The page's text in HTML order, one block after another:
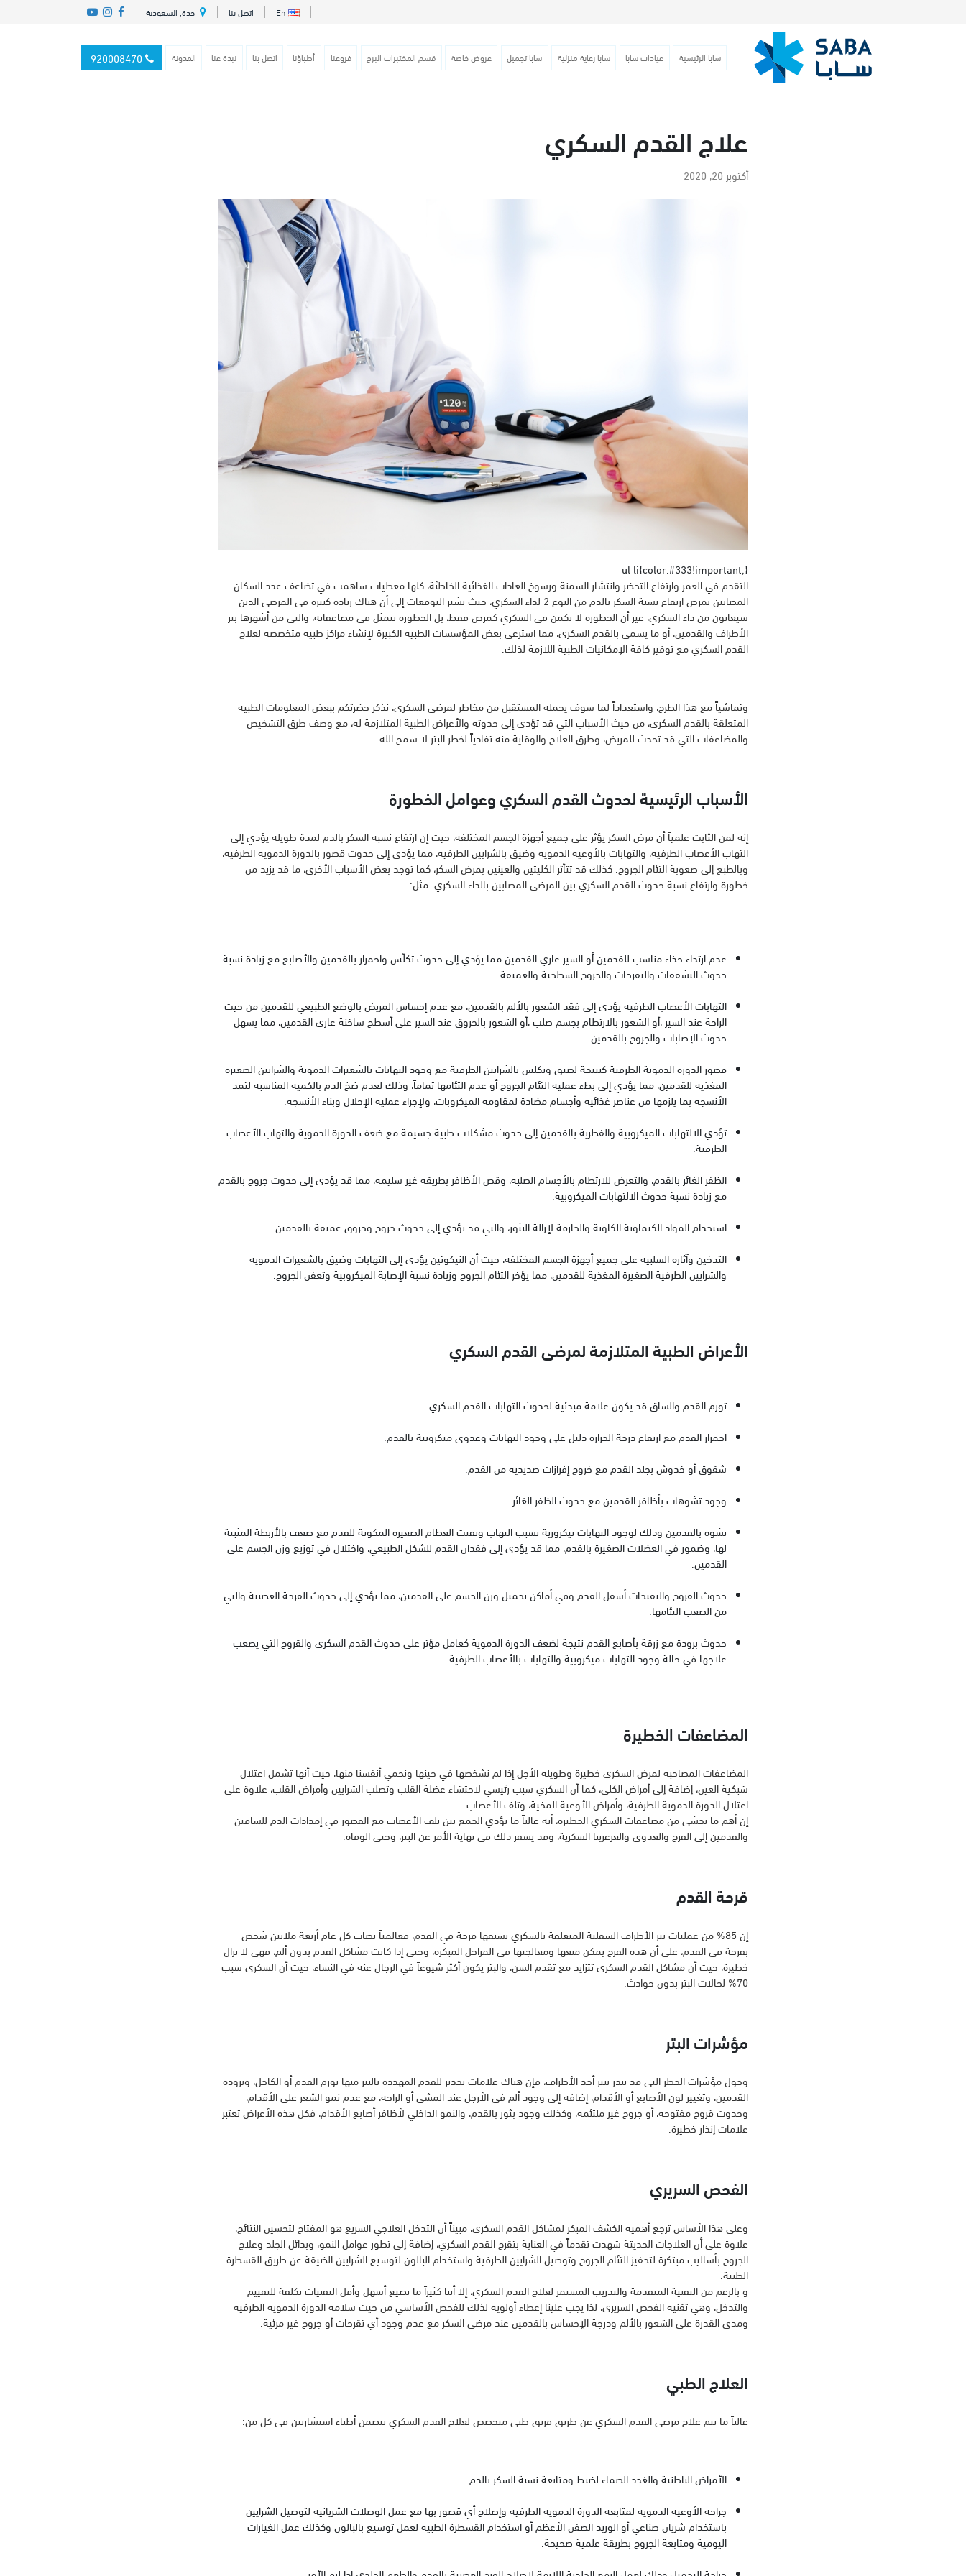
En اتصل بنا جدة, السعودية
سابا الرئيسية عيادات سابا سابا رعاية منزلية سابا تجميل عروض خاصة قسم المختبرات البرج فروعنا أطباؤنا اتصل بنا نبذة عنا المدونة
علاج القدم السكري
أكتوبر 20, 2020
ul li{color:#333!important;}
التقدم في العمر وارتفاع التحضر وانتشار السمنة ورسوخ العادات الغذائية الخاطئة، كلها معطيات ساهمت في تضاعف عدد السكان
المصابين بمرض ارتفاع نسبة السكر بالدم من النوع 2 لداء السكري، حيث تشير التوقعات إلى أن هناك زيادة كبيرة في المرضى الذين
سيعانون من داء السكري، غير أن الخطورة لا تكمن في السكري كمرض فقط، بل الخطورة تتمثل في مضاعفاته، والتي من أشهرها بتر
الأطراف والقدمين، أو ما يسمى بالقدم السكري، مما استرعى بعض المؤسسات الطبية الكبيرة لإنشاء مراكز طبية متخصصة لعلاج
القدم السكري مع توفير كافة الإمكانيات الطبية اللازمة لذلك.
وتماشياً مع هذا الطرح، واستعداداً لما سوف يحمله المستقبل من مخاطر لمرضى السكري، نذكر حضرتكم ببعض المعلومات الطبية
المتعلقة بالقدم السكري، من حيث الأسباب التي قد تؤدي إلى حدوثه والأعراض الطبية المتلازمة له، مع وصف طرق التشخيص
والمضاعفات التي قد تحدث للمريض، وطرق العلاج والوقاية منه تفادياً لخطر البتر لا سمح الله.
الأسباب الرئيسية لحدوث القدم السكري وعوامل الخطورة
إنه لمن الثابت علمياً أن مرض السكر يؤثر على جميع أجهزة الجسم المختلفة، حيث إن ارتفاع نسبة السكر بالدم لمدة طويلة يؤدي إلى
التهاب الأعصاب الطرفية، والتهابات بالأوعية الدموية وضيق بالشرايين الطرفية، مما يؤدى إلى حدوث قصور بالدورة الدموية الطرفية،
وبالطبع إلى صعوبة التئام الجروح. كذلك قد تتأثر الكليتين والعينين بمرض السكر، كما توجد بعض الأسباب الأخرى، ما قد يزيد من
خطورة وارتفاع نسبة حدوث القدم السكري بين المرضى المصابين بالداء السكري. مثل:
عدم ارتداء حذاء مناسب للقدمين أو السير عاري القدمين مما يؤدي إلى حدوث تكلّس واحمرار بالقدمين والأصابع مع زيادة نسبة
حدوث التشققات والتقرحات والجروح السطحية والعميقة.
التهابات الأعصاب الطرفية يؤدي إلى فقد الشعور بالألم بالقدمين، مع عدم إحساس المريض بالوضع الطبيعي للقدمين من حيث
الراحة عند السير ،أو الشعور بالارتطام بجسم صلب ،أو الشعور بالحروق عند السير على أسطح ساخنة عاري القدمين، مما يسهل
حدوث الإصابات والجروح بالقدمين.
قصور الدورة الدموية الطرفية كنتيجة لضيق وتكلس بالشرايين الطرفية مع وجود التهابات بالشعيرات الدموية والشرايين الصغيرة
المغذية للقدمين، مما يؤدي إلى بطء عملية التئام الجروح أو عدم التئامها تماماً، وذلك لعدم ضخ الدم بالكمية المناسبة لتمد
الأنسجة بما يلزمها من عناصر غذائية وأجسام مضادة لمقاومة الميكروبات، ولإجراء عملية الإحلال وبناء الأنسجة.
تؤدي الالتهابات الميكروبية والفطرية بالقدمين إلى حدوث مشكلات طبية جسيمة مع ضعف الدورة الدموية والتهاب الأعصاب
الطرفية.
الظفر الغائر بالقدم، والتعرض للارتطام بالأجسام الصلبة، وقص الأظافر بطريقة غير سليمة، مما قد يؤدي إلى حدوث جروح بالقدم
مع زيادة نسبة حدوث الالتهابات الميكروبية.
استخدام المواد الكيماوية الكاوية والحارقة لإزالة البثور، والتي قد تؤدي إلى حدوث جروح وحروق عميقة بالقدمين.
التدخين وآثاره السلبية على جميع أجهزة الجسم المختلفة، حيث أن النيكوتين يؤدي إلى التهابات وضيق بالشعيرات الدموية
والشرايين الطرفية الصغيرة المغذية للقدمين، مما يؤخر التئام الجروح وزيادة نسبة الإصابة الميكروبية وتعفن الجروح.
الأعراض الطبية المتلازمة لمرضى القدم السكري
تورم القدم والساق قد يكون علامة مبدئية لحدوث التهابات القدم السكري.
احمرار القدم مع ارتفاع درجة الحرارة دليل على وجود التهابات وعدوى ميكروبية بالقدم.
شقوق أو خدوش بجلد القدم مع خروج إفرازات صديدية من القدم.
وجود تشوهات بأظافر القدمين مع حدوث الظفر الغائر.
تشوه بالقدمين وذلك لوجود التهابات نيكروزية تسبب التهاب وتفتت العظام الصغيرة المكونة للقدم مع ضعف بالأربطة المثبتة
لها، وضمور في العضلات الصغيرة بالقدم، مما قد يؤدي إلى فقدان القدم للشكل الطبيعي، واختلال في توزيع وزن الجسم على
القدمين.
حدوث القروح والتقيحات أسفل القدم وفي أماكن تحميل وزن الجسم على القدمين، مما يؤدي إلى حدوث القرحة العصبية والتي
من الصعب التئامها.
حدوث برودة مع زرقة بأصابع القدم نتيجة لضعف الدورة الدموية كعامل مؤثر على حدوث القدم السكري والقروح التي يصعب
علاجها في حالة وجود التهابات ميكروبية والتهابات بالأعصاب الطرفية.
المضاعفات الخطيرة
المضاعفات المصاحبة لمرض السكري خطيرة وطويلة الأجل إذا لم نشخصها في حينها ونحمي أنفسنا منها، حيث أنها تشمل اعتلال
شبكية العين، إضافة إلى أمراض الكلى، كما أن السكري سبب رئيسي لاحتشاء عضلة القلب وتصلب الشرايين وأمراض القلب، علاوة على
اعتلال الدورة الدموية الطرفية، وأمراض الأوعية المخية، وتلف الأعصاب.
إن أهم ما يخشى من مضاعفات السكري الخطيرة، أنه غالباً ما يؤدي الجمع بين تلف الأعصاب مع القصور في إمدادات الدم للساقين
والقدمين إلى القرح والعدوى والغرغرينا السكرية، وقد يسفر ذلك في نهاية الأمر عن البتر، وحتى الوفاة.
قرحة القدم
إن 85% من عمليات بتر الأطراف السفلية المتعلقة بالسكري تسبقها قرحة في القدم، فعالمياً يصاب كل عام أربعة ملايين شخص
بقرحة في القدم، على أن هذه القرح يمكن منعها ومعالجتها في المراحل المبكرة، وحتى إذا كانت مشاكل القدم بدون ألم، فهي لا تزال
خطيرة، حيث أن مشاكل القدم السكري تتزايد مع تقدم السن، والبتر يكون أكثر شيوعاَ في الرجال عنه في النساء، حيث أن السكري سبب
70% لحالات البتر بدون حوادث.
مؤشرات البتر
وحول مؤشرات الخطر التي قد تنذر ببتر أحد الأطراف، فإن هناك علامات تحذير للقدم المهددة بالبتر منها تورم القدم أو الكاحل، وبرودة
القدمين، وتغيير لون الأصابع أو الأقدام، إضافة إلى وجود ألم في الأرجل عند المشي أو الراحة، مع عدم نمو الشعر على الأقدام،
وحدوث قروح مفتوحة، أو جروح غير ملتئمة، وكذلك وجود بثور بالقدم، والنمو الداخلي لأظافر أصابع الأقدام، فكل هذه الأعراض تعتبر
علامات إنذار خطيرة.
الفحص السريري
وعلى هذا الأساس ترجع أهمية الكشف المبكر لمشاكل القدم السكري، مبيناً أن التدخل العلاجي السريع هو المفتاح لتحسين النتائج،
علاوة على أن العلاجات الحديثة شهدت تقدماً في العناية بتقرح القدم السكري، إضافة إلى تطور عوامل النمو، وبدائل الجلد وعلاج
الجروح بأساليب مبتكرة لتحفيز التئام الجروح وتوصيل الشرايين الطرفية واستخدام البالون لتوسيع الشرايين الضيقة عن طريق القسطرة
الطبية.
و بالرغم من التقنية المتقدمة والتدريب المستمر لعلاج القدم السكري، إلا أننا كثيراً ما نضيع أسهل وأقل التقنيات تكلفة للتقييم
والتدخل، وهي تقنية الفحص السريري، لذا يجب علينا إعطاء أولوية لذلك للفحص الأساسي من حيث سلامة الدورة الدموية الطرفية
ومدى القدرة على الشعور بالألم ودرجة الإحساس بالقدمين عند مرضى السكر مع عدم وجود أي تقرحات أو جروح غير مرئية.
العلاج الطبي
غالباً ما يتم علاج مرضى القدم السكري عن طريق فريق طبي متخصص لعلاج القدم السكري يتضمن أطباء استشاريين في كل من:
الأمراض الباطنية والغدد الصماء لضبط ومتابعة نسبة السكر بالدم.
جراحة الأوعية الدموية لمتابعة الدورة الدموية الطرفية وإصلاح أي قصور بها مع عمل الوصلات الشريانية لتوصيل الشرايين
باستخدام شريان صناعي أو الوريد الصفن الأعظم أو استخدام القسطرة الطبية لعمل توسيع بالبالون وكذلك عمل الغيارات
اليومية ومتابعة الجروح بطريقة علمية صحيحة.